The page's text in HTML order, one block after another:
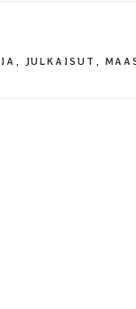
, JULKAISUT ,